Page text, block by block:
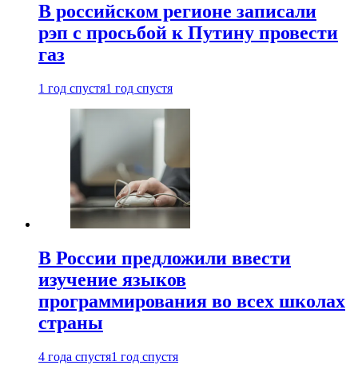
В российском регионе записали
рэп с просьбой к Путину провести
газ
1 год спустя1 год спустя
В России предложили ввести
изучение языков
программирования во всех школах
страны
4 года спустя1 год спустя